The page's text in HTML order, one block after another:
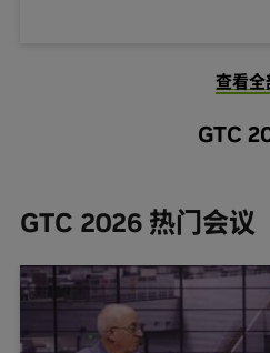
查看全
GTC
GTC 2026 热门会议